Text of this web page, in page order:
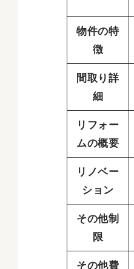
物件の特
徴
間取り詳
細
リフォー
ムの概要
リノベー
ション
その他制
限
その他費